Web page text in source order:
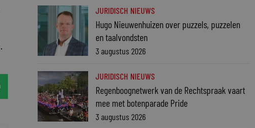
JURIDISCH NIEUWS
Hugo Nieuwenhuizen over puzzels, puzzelen
en taalvondsten
3 augustus 2026
JURIDISCH NIEUWS
Regenboognetwerk van de Rechtspraak vaart
mee met botenparade Pride
3 augustus 2026